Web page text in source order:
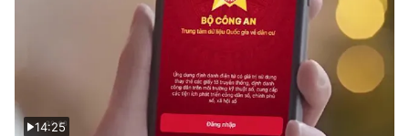
14:25